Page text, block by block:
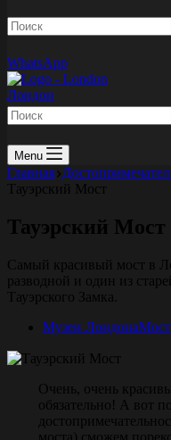
WhatsApp
Лондон
Menu
Главная
Тауэрский Мост
Тауэрский Мост
Самый красивый мост в
разводной и один из
Тауэрского Замка.
Музеи Лондона
Очень, очень
обязательно! А вот